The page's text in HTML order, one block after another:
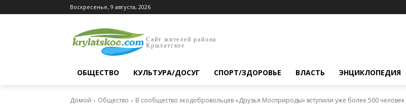
Воскресенье, 9 августа, 2026
Сайт жителей района
Крылатское
ОБЩЕСТВО КУЛЬТУРА/ДОСУГ СПОРТ/ЗДОРОВЬЕ ВЛАСТЬ ЭНЦИКЛОПЕДИЯ
Домой Общество В сообщество экодобровольцев «Друзья Мосприроды» вступили уже более 500 человек